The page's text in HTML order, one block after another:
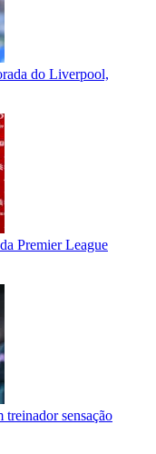
do Liverpool,
Premier League
sensação